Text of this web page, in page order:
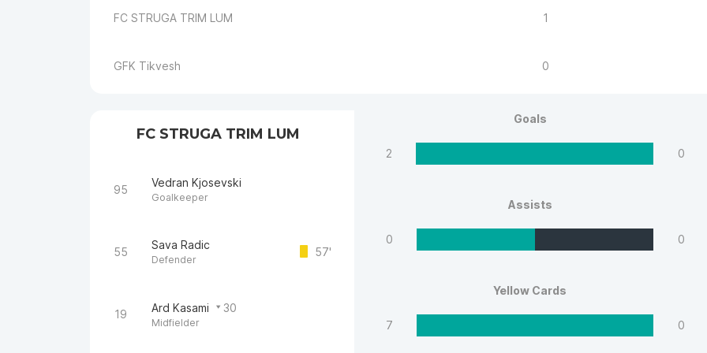
FC STRUGA TRIM LUM 1
GFK Tikvesh 0
FC STRUGA TRIM LUM
95
Vedran Kjosevski
Goalkeeper
55
Sava Radic
Defender
57'
19 Ard Kasami 30
Midfielder
Goals
2 0
Assists
0 0
Yellow Cards
7 0